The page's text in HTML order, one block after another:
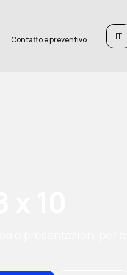
Contatto e preventivo IT